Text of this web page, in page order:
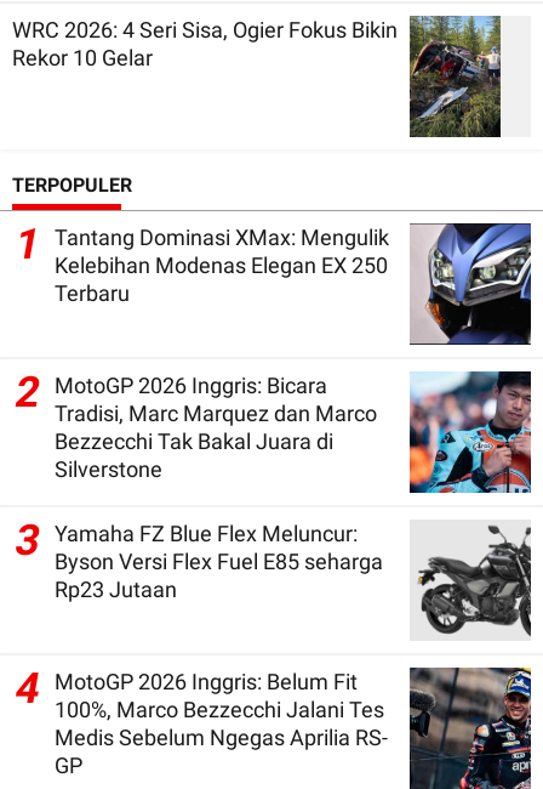
WRC 2026: 4 Seri Sisa, Ogier Fokus Bikin
Rekor 10 Gelar
TERPOPULER
1
Tantang Dominasi XMax: Mengulik
Kelebihan Modenas Elegan EX 250
Terbaru
2
MotoGP 2026 Inggris: Bicara
Tradisi, Marc Marquez dan Marco
Bezzecchi Tak Bakal Juara di
Silverstone
3 Yamaha FZ Blue Flex Meluncur:
Byson Versi Flex Fuel E85 seharga
Rp23 Jutaan
4
MotoGP 2026 Inggris: Belum Fit
100%, Marco Bezzecchi Jalani Tes
Medis Sebelum Ngegas Aprilia RS-
GP